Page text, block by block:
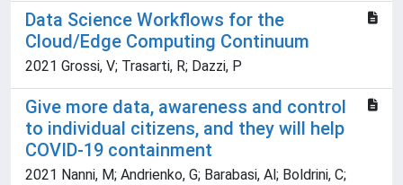
Data Science Workflows for the
Cloud/Edge Computing Continuum
2021 Grossi, V; Trasarti, R; Dazzi, P
Give more data, awareness and control
to individual citizens, and they will help
COVID-19 containment
2021 Nanni, M; Andrienko, G; Barabasi, Al; Boldrini, C;